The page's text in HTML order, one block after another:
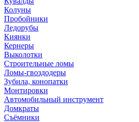
Колуны
Пробойники
Ледорубы
Киянки
Кернеры
Выколотки
Строительные ломы
Ломы-гвоздодеры
Зубила, конопатки
Монтировки
Автомобильный инструмент
Домкраты
Съёмники